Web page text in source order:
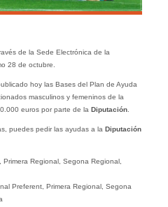
de la Sede Electrónica de la
28 de octubre.
hoy las Bases del Plan de Ayuda
masculinos y femeninos de la
euros por parte de la Diputación.
puedes pedir las ayudas a la Diputación
Regional, Segona Regional,
Preferent, Primera Regional, Segona